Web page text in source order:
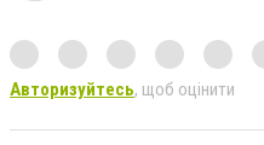
Авторизуйтесь, щоб оцінити